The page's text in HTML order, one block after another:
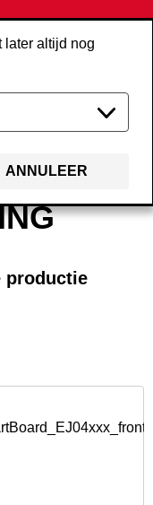
later altijd nog
ANNULEER
productie